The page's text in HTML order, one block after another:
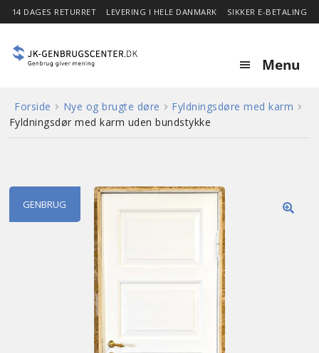
14 DAGES RETURRET LEVERING I HELE DANMARK SIKKER E-BETALING
Menu
Forside
Stor besparelse
Forside Nye og brugte døre
Fyldningsdøre med karm
Fyldningsdør med karm uden bundstykke
GENBRUG